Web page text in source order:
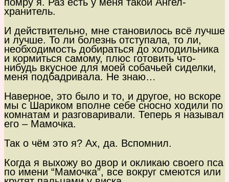
хранитель.
И действительно, мне становилось всё лучше
и лучше. То ли болезнь отступала, то ли,
необходимость добираться до холодильника
и кормиться самому, плюс готовить что-
нибудь вкусное для моей собачьей сиделки,
меня подбадривала. Не знаю…
Наверное, это было и то, и другое, но вскоре
мы с Шариком вполне себе сносно ходили по
комнатам и разговаривали. Теперь я называл
его – Мамочка.
Так о чём это я? Ах, да. Вспомнил.
Когда я выхожу во двор и окликаю своего пса
по имени “Мамочка”, все вокруг смеются или